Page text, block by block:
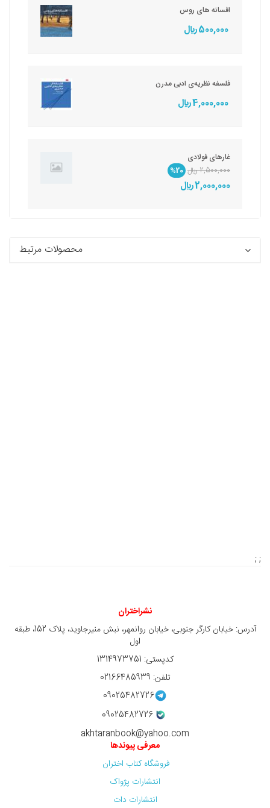
افسانه های روس
500,000 ريال
فلسفه نظریه‌ی ادبی مدرن
4,000,000 ريال
غارهای فولادی
2,500,000 ريال
%20
2,000,000 ريال
محصولات مرتبط
; ;
نشراختران
آدرس: خیابان کارگر جنوبی، خیابان روانمهر، نبش منیرجاوید، پلاک 152، طبقه
اول
کدپستی: 1314973751
تلفن: 02166485939
09025482726
09025482726
akhtaranbook@yahoo.com
معرفی پیوندها
فروشگاه کتاب اختران
انتشارات پژواک
انتشارات دات